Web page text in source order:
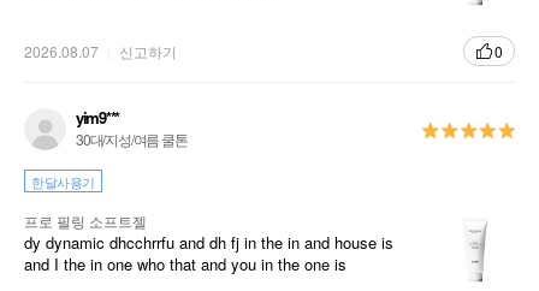
2026.08.07 신고하기 0
yim9***
30대/지성/여름 쿨톤
한달사용기
프로 필링 소프트젤
dy dynamic dhcchrrfu and dh fj in the in and house is
and I the in one who that and you in the one is